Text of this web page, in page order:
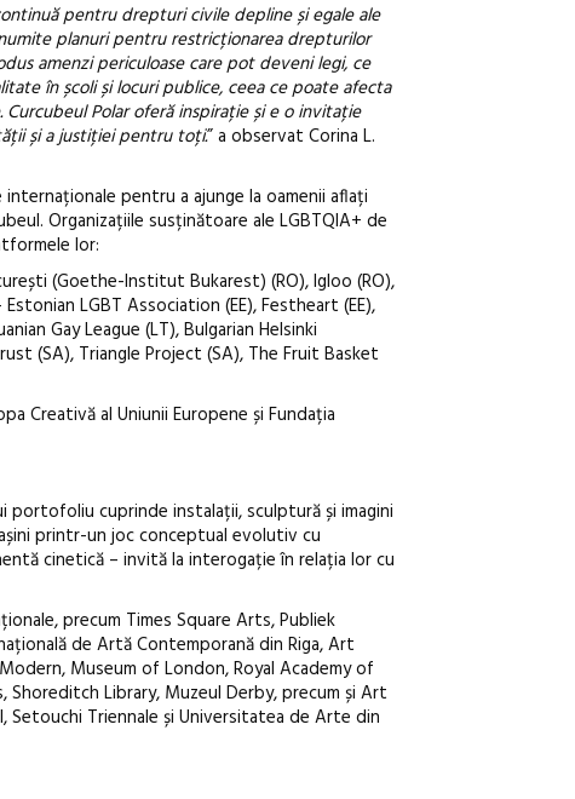
pentru drepturi civile depline și egale ale
planuri pentru restricționarea drepturilor
amenzi periculoase care pot deveni legi, ce
în școli și locuri publice, ceea ce poate afecta
Polar oferă inspirație și e o invitație
și a justiției pentru toți.” a observat Corina L.
pentru a ajunge la oamenii aflați
Organizațiile susținătoare ale LGBTQIA+ de
lor:
(Goethe-Institut Bukarest) (RO), Igloo (RO),
LGBT Association (EE), Festheart (EE),
Gay League (LT), Bulgarian Helsinki
(SA), Triangle Project (SA), The Fruit Basket
Creativă al Uniunii Europene și Fundația
portofoliu cuprinde instalații, sculptură și imagini
printr-un joc conceptual evolutiv cu
cinetică – invită la interogație în relația lor cu
precum Times Square Arts, Publiek
de Artă Contemporană din Riga, Art
Museum of London, Royal Academy of
Shoreditch Library, Muzeul Derby, precum și Art
Setouchi Triennale și Universitatea de Arte din